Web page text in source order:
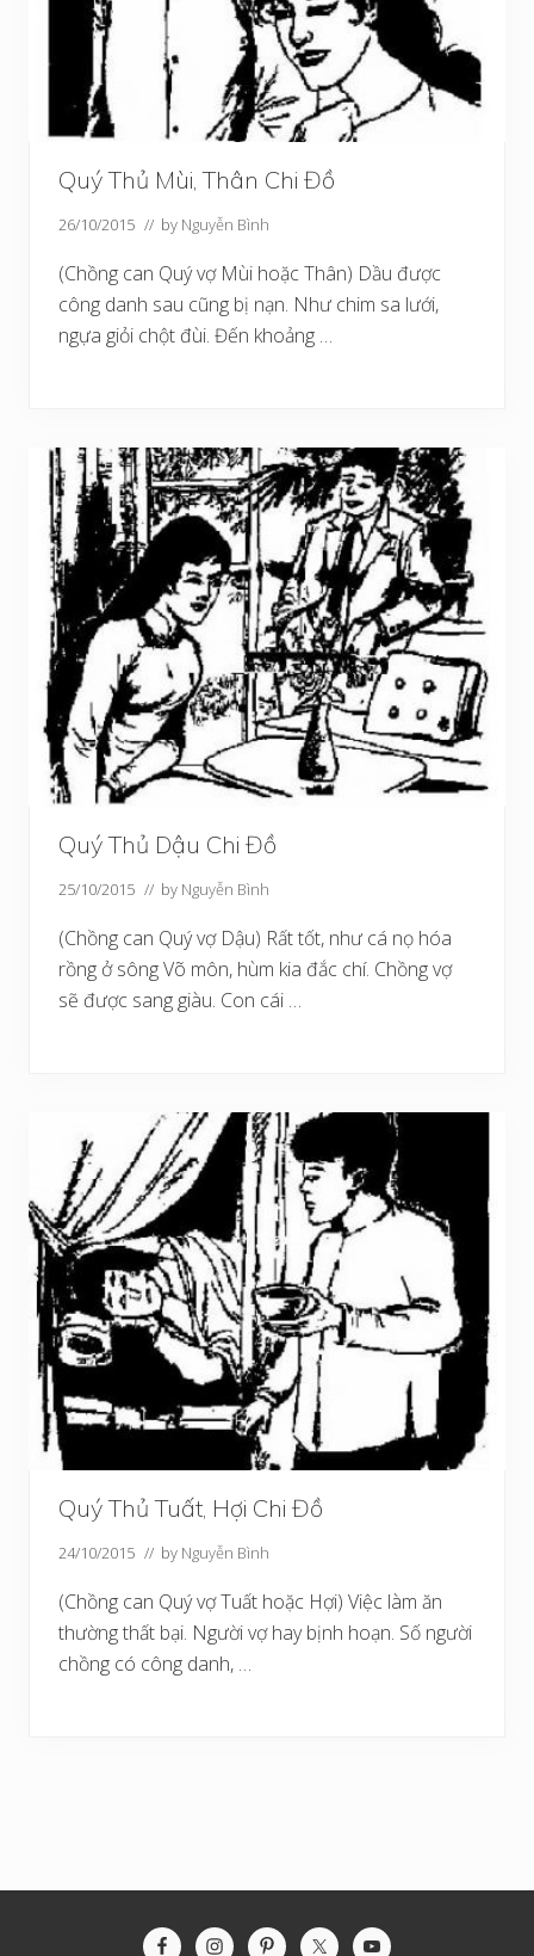
Quý Thủ Mùi, Thân Chi Đồ
26/10/2015 // by Nguyễn Bình
(Chồng can Quý vợ Mùi hoặc Thân) Dầu được
công danh sau cũng bị nạn. Như chim sa lưới,
ngựa giỏi chột đùi. Đến khoảng …
Quý Thủ Dậu Chi Đồ
25/10/2015 // by Nguyễn Bình
(Chồng can Quý vợ Dậu) Rất tốt, như cá nọ hóa
rồng ở sông Võ môn, hùm kia đắc chí. Chồng vợ
sẽ được sang giàu. Con cái …
Quý Thủ Tuất, Hợi Chi Đồ
24/10/2015 // by Nguyễn Bình
(Chồng can Quý vợ Tuất hoặc Hợi) Việc làm ăn
thường thất bại. Người vợ hay bịnh hoạn. Số người
chồng có công danh, …